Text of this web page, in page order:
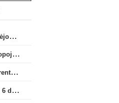
A. Skerla: „Ne tik gynėmės – norėjome atakuoti“
Lietuvos klubų pasirodymai Europoje: patirti pralaimėjimai Kroatijos atstovams
Turo anonsas: tiesioginių konkurentų dvikova Gargžduose
Informacija žiūrovams rugpjūčio 6 d. UEFA rungtynėms